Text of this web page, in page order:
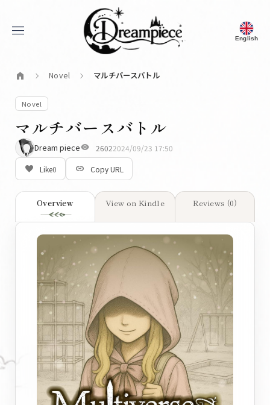
menu English
Dream Piece
home chevron_right Novel chevron_right マルチバースバトル
Novel
マルチバースバトル
Dream piecevisibility 26022024/09/23 17:50
favorite_border Like0 link Copy URL
Overview View on Kindle Reviews (0)